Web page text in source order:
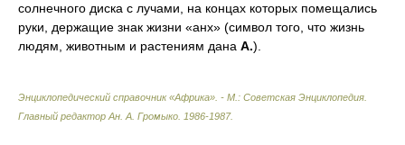
солнечного диска с лучами, на концах которых помещались
руки, держащие знак жизни «анх» (символ того, что жизнь
людям, животным и растениям дана А.).
Энциклопедический справочник «Африка». - М.: Советская Энциклопедия
Главный редактор Ан. А. Громыко 1986-1987.